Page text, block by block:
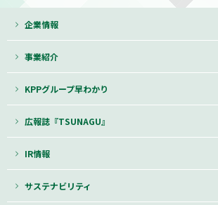
企業情報
事業紹介
KPPグループ早わかり
広報誌『TSUNAGU』
IR情報
サステナビリティ